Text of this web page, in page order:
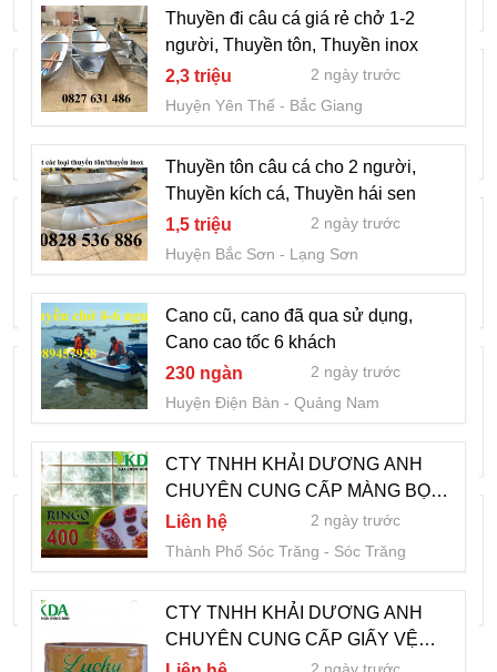
Thành Phố Sóc Trăng
Sóc Trăng
CTY TNHH KHẢI DƯƠNG ANH
CHUYÊN CUNG CẤP GIẤY VỆ SINH
CUỘN LƠN,CUỘN NHỎ AN GIANG
Liên hệ
2 ngày trước
Thành Phố Long Xuyên
An Giang
Chuyên thuyền gỗ trưng hải sản, Thuyền
decor 3m, Xuồng decor trưng bông
6 triệu
2 ngày trước
Quận Liên Chiểu
Đà Nẵng
Thiên nga đạp nước 3người, Vịt đạp
nước
20 triệu
2 ngày trước
Quận Hải Châu
Đà Nẵng
Thuyền thiên nga, Thiên nga, Thuyền
đạp vịt 3 người
22 triệu
2 ngày trước
Thành Phố Việt Trì
Phú Thọ
Thuyền đi câu cá giá rẻ chở 1-2
người, Thuyền tôn, Thuyền inox
2,3 triệu
2 ngày trước
Huyện Yên Thế
Bắc Giang
Thuyền tôn câu cá cho 2 người,
Thuyền kích cá, Thuyền hái sen
1,5 triệu
2 ngày trước
Huyện Bắc Sơn
Lạng Sơn
Cano cũ, cano đã qua sử dụng,
Cano cao tốc 6 khách
230 ngàn
2 ngày trước
Huyện Điện Bàn
Quảng Nam
CTY TNHH KHẢI DƯƠNG ANH
CHUYÊN CUNG CẤP MÀNG BỌC
RINGO SÓC TRĂNG
Liên hệ
2 ngày trước
Thành Phố Sóc Trăng
Sóc Trăng
CTY TNHH KHẢI DƯƠNG ANH
CHUYÊN CUNG CẤP GIẤY VỆ
SINH CUỘN LƠN,CUỘN NHỎ AN